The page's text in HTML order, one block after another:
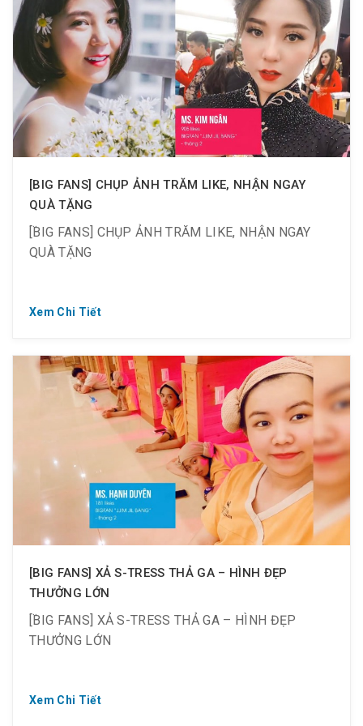
? Đến spa không chỉ để thư giãn, vui chơi, chăm sóc
sức khỏe mà còn nhận được quà nữa đó nha.
? Xin chúc mừng những gương mặt vàng sau đây
nhận 2 voucher trị giá 670.000 VND
[BIG FANS] CHỤP ẢNH TRĂM LIKE, NHẬN NGAY
QUÀ TẶNG
[BIG FANS] CHỤP ẢNH TRĂM LIKE, NHẬN NGAY
QUÀ TẶNG
nhận được Day Spa Voucher này.
? Hãy cùng Check-in nơi nghỉ dưỡng số 1 Sài Gòn
với những bức ảnh đẹp nhất tại Golden Lotus từ
? Thư giãn, xả s-tress và selfie hình đẹp nhận quà
Xem Chi Tiết
[BIG FANS] XẢ S-TRESS THẢ GA – HÌNH ĐẸP
THƯỞNG LỚN
[BIG FANS] XẢ S-TRESS THẢ GA – HÌNH ĐẸP
THƯỞNG LỚN
Xem Chi Tiết